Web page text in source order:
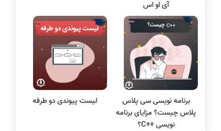
سیستم عامل
نظریه زبانها
سیگنال و سیستمها
آی او اس
برنامه نویسی سی پلاس
پلاس چیست؟ مزایای برنامه
نویسی C++‎؟
لیست پیوندی دو طرفه